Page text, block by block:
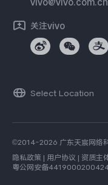
vivo@vivo.com.cn
关注vivo
Select Location
©2014-2026 广东天宸网络
隐私政策 | 用户协议 | 资质主
粤公网安备